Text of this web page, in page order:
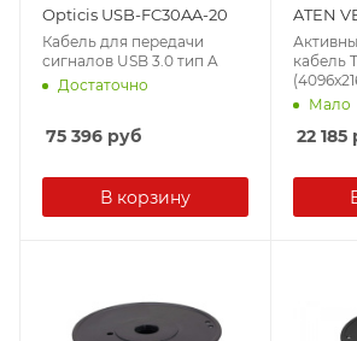
Opticis USB-FC30AA-20
Кабель для передачи
сигналов USB 3.0 тип A
Достаточно
75 396 руб
В корзину
ATEN
кабель
Мало
22 185